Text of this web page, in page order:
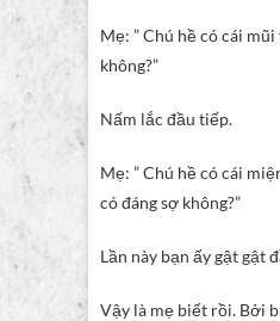
Mẹ: ” Chú hề có cái
không?”
Nấm lắc đầu tiếp.
Mẹ: ” Chú hề có cái
có đáng sợ không?”
Lần này bạn ấy gật gật
Vậy là mẹ biết rồi. Bởi